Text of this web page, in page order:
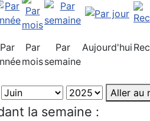
Par
Par
mois
Par
semaine
Aujourd'hui
Aller au
la semaine :